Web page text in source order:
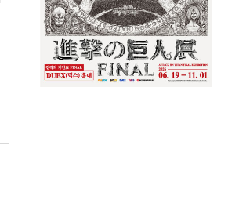
| 현대지성